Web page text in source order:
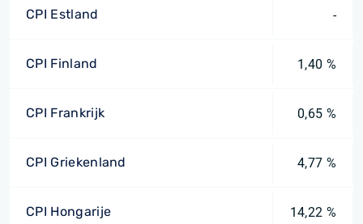
CPI Estland -
CPI Finland 1,40 %
CPI Frankrijk 0,65 %
CPI Griekenland 4,77 %
CPI Hongarije 14,22 %